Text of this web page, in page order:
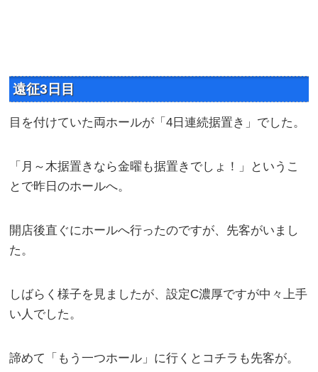
遠征3日目
目を付けていた両ホールが「4日連続据置き」でした。
「月～木据置きなら金曜も据置きでしょ！」というこ
とで昨日のホールへ。
開店後直ぐにホールへ行ったのですが、先客がいまし
た。
しばらく様子を見ましたが、設定C濃厚ですが中々上手
い人でした。
諦めて「もう一つホール」に行くとコチラも先客が。